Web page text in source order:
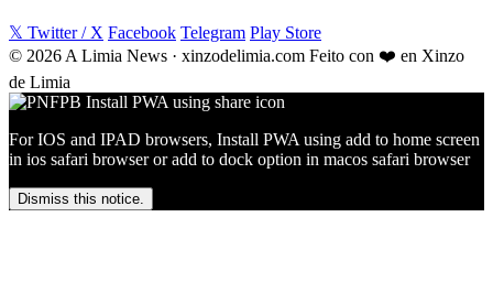
𝕏 Twitter / X Facebook Telegram Play Store
© 2026 A Limia News · xinzodelimia.com Feito con ❤️ en Xinzo
de Limia
For IOS and IPAD browsers, Install PWA using add to home screen
in ios safari browser or add to dock option in macos safari browser
Dismiss this notice.